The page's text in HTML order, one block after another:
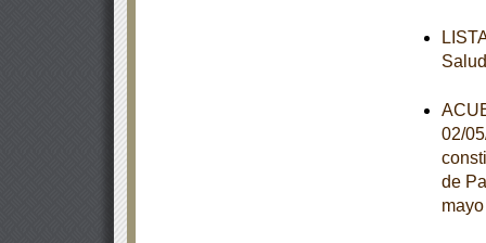
02/
de